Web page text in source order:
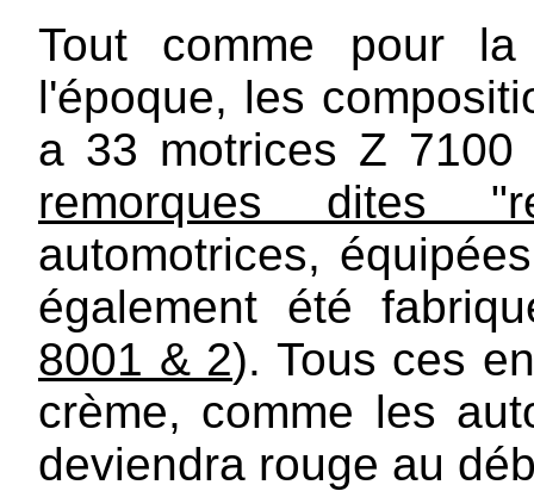
Tout comme pour
l'époque, les
a 33 motrices Z
remorques dites
automotrices,
également été
8001 & 2). Tous ces
crème, comme les
deviendra rouge au